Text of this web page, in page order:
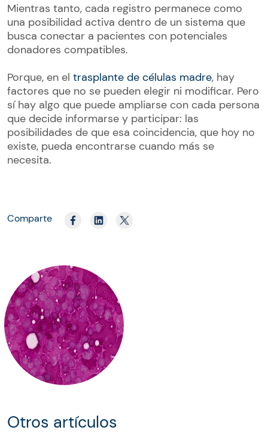
Mientras tanto, cada registro permanece como
una posibilidad activa dentro de un sistema que
busca conectar a pacientes con potenciales
donadores compatibles.
Porque, en el trasplante de células madre, hay
factores que no se pueden elegir ni modificar. Pero
sí hay algo que puede ampliarse con cada persona
que decide informarse y participar: las
posibilidades de que esa coincidencia, que hoy no
existe, pueda encontrarse cuando más se
necesita.
Comparte
Otros artículos